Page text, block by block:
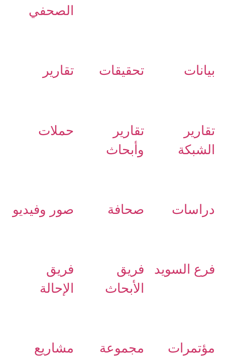
الصحفي
بيانات تحقيقات تقارير
تقارير
الشبكة
تقارير
وأبحاث
حملات
دراسات صحافة صور وفيديو
فرع السويد
فريق
الأبحاث
فريق
الإحالة
مؤتمرات مجموعة مشاريع